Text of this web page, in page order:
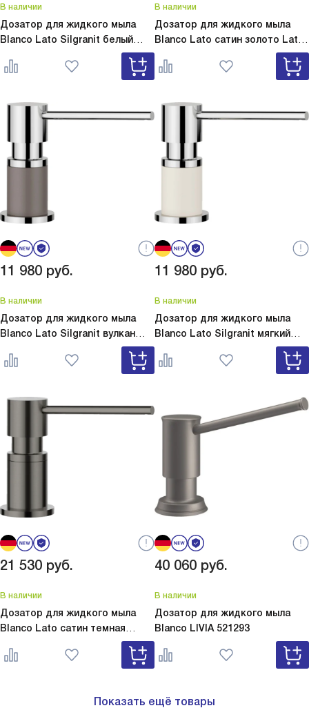
В наличии
Дозатор для жидкого мыла
Blanco Lato Silgranit белый
Lato Silgranit белый 525814
В наличии
Дозатор для жидкого мыла
Blanco Lato сатин золото Lato
11 980 руб.
В наличии
Дозатор для жидкого мыла
Blanco Lato Silgranit вулкан
Lato Silgranit вулкан
серый 526954
11 980 руб.
В наличии
Дозатор для жидкого мыла
Blanco Lato Silgranit мягкий
Lato Silgranit мягкий
белый 526955
21 530 руб.
В наличии
Дозатор для жидкого мыла
Blanco Lato сатин темная
Lato сатин темная сталь
527743
40 060 руб.
В наличии
Дозатор для жидкого мыла
Blanco LIVIA 521293
Показать ещё товары